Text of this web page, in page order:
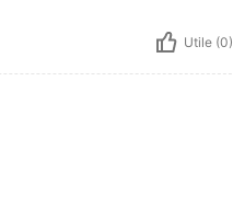
Utile (0)